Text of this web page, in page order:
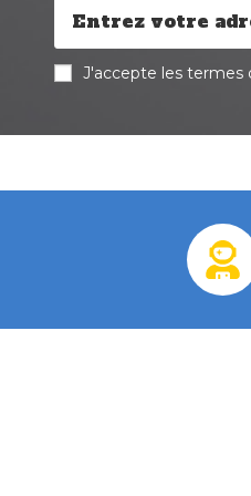
J'accepte les termes